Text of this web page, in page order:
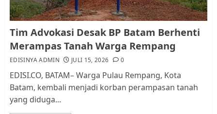
Kader Pajak jadi Penghubung
Pemerintah dan Masyarakat di
Lingkungan RT/RW
AGUSTUS 1, 2026
Tim Advokasi Desak BP Batam Berhenti
Merampas Tanah Warga Rempang
EDISINYA ADMIN JULI 15, 2026 0
EDISI.CO, BATAM– Warga Pulau Rempang, Kota
Batam, kembali menjadi korban perampasan tanah
yang diduga...